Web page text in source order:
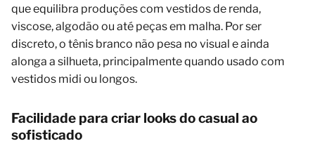
que equilibra produções com vestidos de renda,
viscose, algodão ou até peças em malha. Por ser
discreto, o tênis branco não pesa no visual e ainda
alonga a silhueta, principalmente quando usado com
vestidos midi ou longos.
Facilidade para criar looks do casual ao
sofisticado